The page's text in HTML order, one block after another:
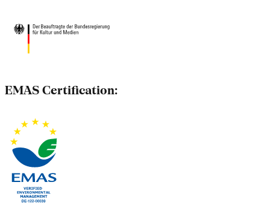
EMAS Certification: